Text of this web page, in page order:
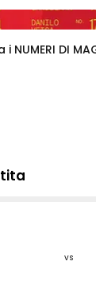
NUMERI DI
vs